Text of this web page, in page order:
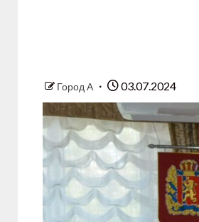
Город А 03.07.2024